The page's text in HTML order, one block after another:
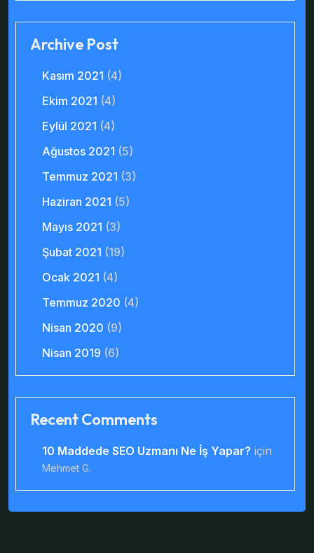
Archive Post
Kasım 2021 (4)
Ekim 2021 (4)
Eylül 2021 (4)
Ağustos 2021 (5)
Temmuz 2021 (3)
Haziran 2021 (5)
Mayıs 2021 (3)
Şubat 2021 (19)
Ocak 2021 (4)
Temmuz 2020 (4)
Nisan 2020 (9)
Nisan 2019 (6)
Recent Comments
10 Maddede SEO Uzmanı Ne İş Yapar? için
Mehmet G.